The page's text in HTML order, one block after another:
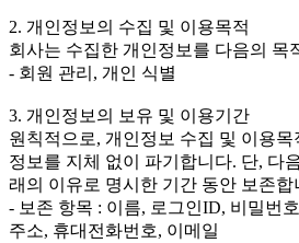
2. 개인정보의 수집 및 이용목적
회사는 수집한 개인정보를 다음의 목
- 회원 관리, 개인 식별
3. 개인정보의 보유 및 이용기간
원칙적으로, 개인정보 수집 및 이용
정보를 지체 없이 파기합니다. 단, 다
래의 이유로 명시한 기간 동안 보존합
- 보존 항목 : 이름, 로그인ID, 비밀번
주소, 휴대전화번호, 이메일